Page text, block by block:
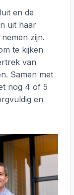
en de
uit haar
zijn.
te kijken
van
Samen met
nog 4 of 5
en